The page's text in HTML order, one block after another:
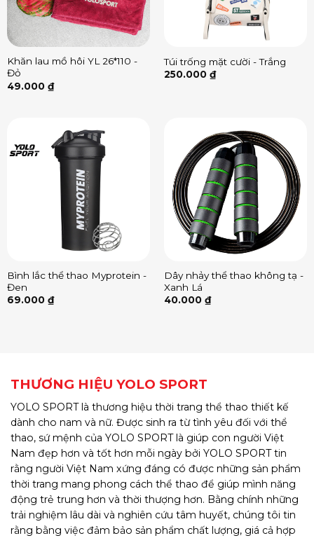
Khăn lau mồ hôi YL 26*110 -
Đỏ
49.000 ₫
Túi trống mặt cười - Trắng
250.000 ₫
Bình lắc thể thao Myprotein -
Đen
69.000 ₫
Dây nhảy thể thao không tạ -
Xanh Lá
40.000 ₫
THƯƠNG HIỆU YOLO SPORT
YOLO SPORT là thương hiệu thời trang thể thao thiết kế
dành cho nam và nữ. Được sinh ra từ tình yêu đối với thể
thao, sứ mệnh của YOLO SPORT là giúp con người Việt
Nam đẹp hơn và tốt hơn mỗi ngày bởi YOLO SPORT tin
rằng người Việt Nam xứng đáng có được những sản phẩm
thời trang mang phong cách thể thao để giúp mình năng
động trẻ trung hơn và thời thượng hơn. Bằng chính những
trải nghiệm lâu dài và nghiên cứu tâm huyết, chúng tôi tin
rằng bằng việc đảm bảo sản phẩm chất lượng, giá cả hợp